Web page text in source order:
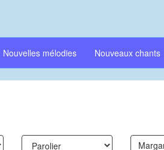
Nouvelles mélodies Nouveaux chants